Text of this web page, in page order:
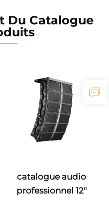
Du Catalogue
catalogue audio
professionnel 12"